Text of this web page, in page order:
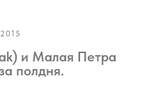
и Малая Петра
полдня.